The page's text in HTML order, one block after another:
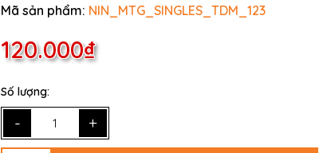
Mã sản phẩm: NIN_MTG_SINGLES_TDM_123
120.000₫
Số lượng:
- +